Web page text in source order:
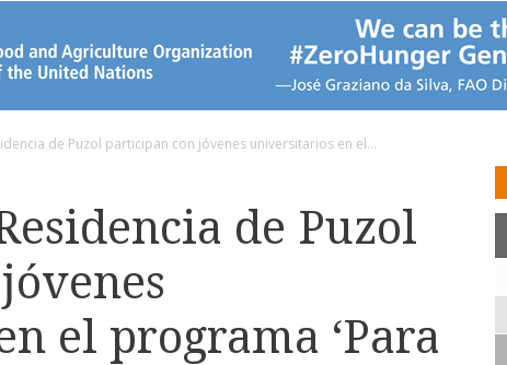
de Puzol participan con jóvenes universitarios en el...
de Puzol
el programa ‘Para